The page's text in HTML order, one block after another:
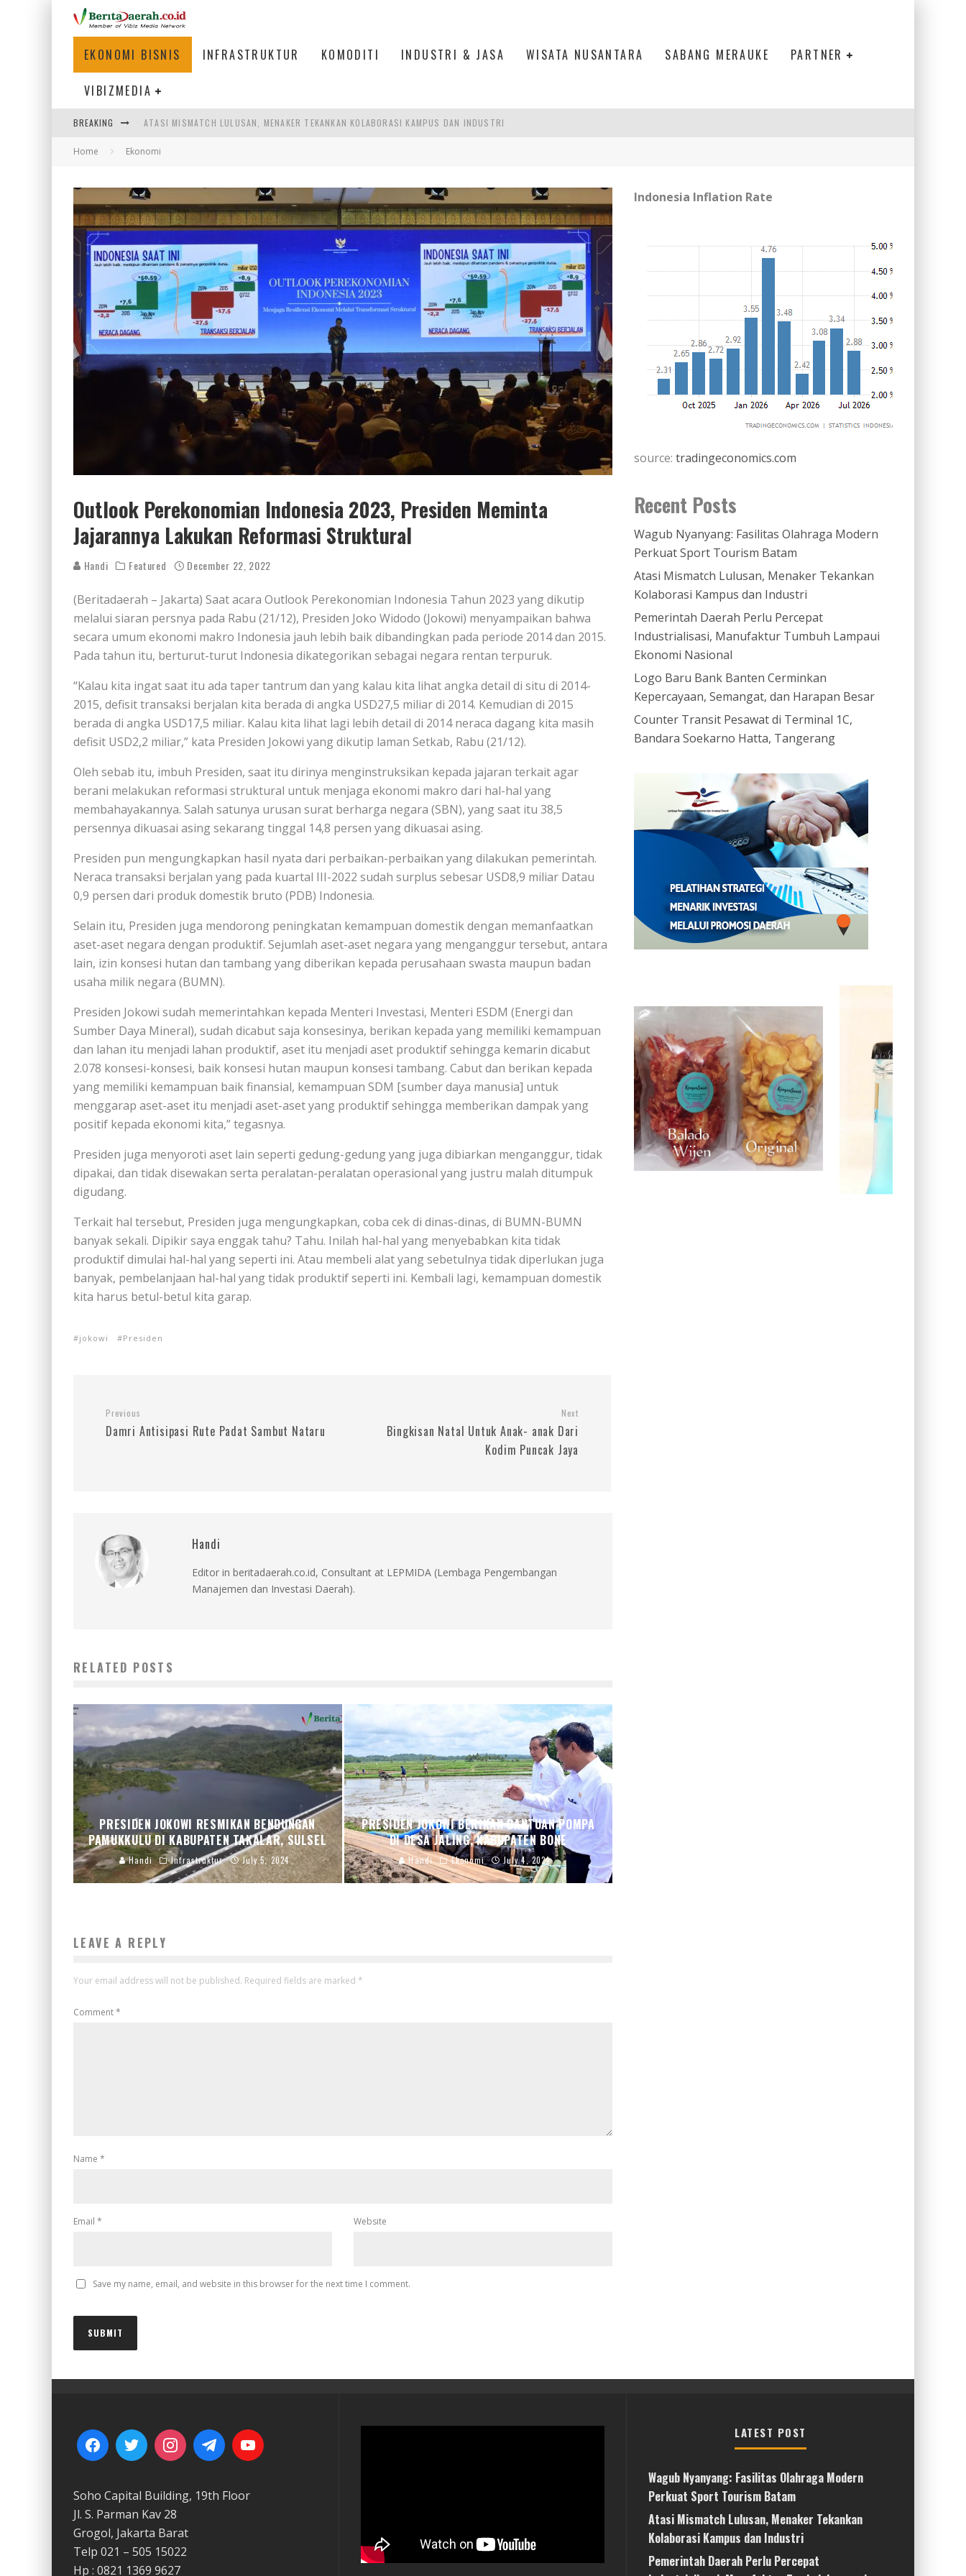
EKONOMI BISNIS INFRASTRUKTUR KOMODITI INDUSTRI & JASA WISATA NUSANTARA SABANG MERAUKE PARTNER
VIBIZMEDIA
BREAKING
ATASI MISMATCH LULUSAN, MENAKER TEKANKAN KOLABORASI KAMPUS DAN INDUSTRI
PEMERINTAH DAERAH PERLU PERCEPAT INDUSTRIALISASI, MANUFAKTUR TUMBUH LAMPAUI EKONOMI NASIONAL
LOGO BARU BANK BANTEN CERMINKAN KEPERCAYAAN, SEMANGAT, DAN HARAPAN BESAR
Home Ekonomi
Outlook Perekonomian Indonesia 2023, Presiden Meminta
Jajarannya Lakukan Reformasi Struktural
Handi Featured December 22, 2022
(Beritadaerah – Jakarta) Saat acara Outlook Perekonomian Indonesia Tahun 2023 yang dikutip
melalui siaran persnya pada Rabu (21/12), Presiden Joko Widodo (Jokowi) menyampaikan bahwa
secara umum ekonomi makro Indonesia jauh lebih baik dibandingkan pada periode 2014 dan 2015.
Pada tahun itu, berturut-turut Indonesia dikategorikan sebagai negara rentan terpuruk.
“Kalau kita ingat saat itu ada taper tantrum dan yang kalau kita lihat angka detail di situ di 2014-
2015, defisit transaksi berjalan kita berada di angka USD27,5 miliar di 2014. Kemudian di 2015
berada di angka USD17,5 miliar. Kalau kita lihat lagi lebih detail di 2014 neraca dagang kita masih
defisit USD2,2 miliar,” kata Presiden Jokowi yang dikutip laman Setkab, Rabu (21/12).
Oleh sebab itu, imbuh Presiden, saat itu dirinya menginstruksikan kepada jajaran terkait agar
berani melakukan reformasi struktural untuk menjaga ekonomi makro dari hal-hal yang
membahayakannya. Salah satunya urusan surat berharga negara (SBN), yang saat itu 38,5
persennya dikuasai asing sekarang tinggal 14,8 persen yang dikuasai asing.
Presiden pun mengungkapkan hasil nyata dari perbaikan-perbaikan yang dilakukan pemerintah.
Neraca transaksi berjalan yang pada kuartal III-2022 sudah surplus sebesar USD8,9 miliar Datau
0,9 persen dari produk domestik bruto (PDB) Indonesia.
Selain itu, Presiden juga mendorong peningkatan kemampuan domestik dengan memanfaatkan
aset-aset negara dengan produktif. Sejumlah aset-aset negara yang menganggur tersebut, antara
lain, izin konsesi hutan dan tambang yang diberikan kepada perusahaan swasta maupun badan
usaha milik negara (BUMN).
Presiden Jokowi sudah memerintahkan kepada Menteri Investasi, Menteri ESDM (Energi dan
Sumber Daya Mineral), sudah dicabut saja konsesinya, berikan kepada yang memiliki kemampuan
dan lahan itu menjadi lahan produktif, aset itu menjadi aset produktif sehingga kemarin dicabut
2.078 konsesi-konsesi, baik konsesi hutan maupun konsesi tambang. Cabut dan berikan kepada
yang memiliki kemampuan baik finansial, kemampuan SDM [sumber daya manusia] untuk
menggarap aset-aset itu menjadi aset-aset yang produktif sehingga memberikan dampak yang
positif kepada ekonomi kita,” tegasnya.
Presiden juga menyoroti aset lain seperti gedung-gedung yang juga dibiarkan menganggur, tidak
dipakai, dan tidak disewakan serta peralatan-peralatan operasional yang justru malah ditumpuk
digudang.
Terkait hal tersebut, Presiden juga mengungkapkan, coba cek di dinas-dinas, di BUMN-BUMN
banyak sekali. Dipikir saya enggak tahu? Tahu. Inilah hal-hal yang menyebabkan kita tidak
produktif dimulai hal-hal yang seperti ini. Atau membeli alat yang sebetulnya tidak diperlukan juga
banyak, pembelanjaan hal-hal yang tidak produktif seperti ini. Kembali lagi, kemampuan domestik
kita harus betul-betul kita garap.
jokowi Presiden
Previous
Damri Antisipasi Rute Padat Sambut Nataru
Next
Bingkisan Natal Untuk Anak- anak Dari
Kodim Puncak Jaya
Handi
Editor in beritadaerah.co.id, Consultant at LEPMIDA (Lembaga Pengembangan
Manajemen dan Investasi Daerah).
RELATED POSTS
PRESIDEN JOKOWI RESMIKAN BENDUNGAN
PAMUKKULU DI KABUPATEN TAKALAR, SULSEL
Handi Infrastruktur July 5, 2024
PRESIDEN JOKOWI BERIKAN BANTUAN POMPA
DI DESA JALING, KABUPATEN BONE
Handi Ekonomi July 4, 2024
LEAVE A REPLY
Your email address will not be published. Required fields are marked *
Comment*
Name *
Email * Website
Save my name, email, and website in this browser for the next time I comment.
Indonesia Inflation Rate
source: tradingeconomics.com
Recent Posts
Wagub Nyanyang: Fasilitas Olahraga Modern
Perkuat Sport Tourism Batam
Atasi Mismatch Lulusan, Menaker Tekankan
Kolaborasi Kampus dan Industri
Pemerintah Daerah Perlu Percepat
Industrialisasi, Manufaktur Tumbuh Lampaui
Ekonomi Nasional
Logo Baru Bank Banten Cerminkan
Kepercayaan, Semangat, dan Harapan Besar
Counter Transit Pesawat di Terminal 1C,
Bandara Soekarno Hatta, Tangerang
Soho Capital Building, 19th Floor
Jl. S. Parman Kav 28
Grogol, Jakarta Barat
Telp 021 – 505 15022
Hp : 0821 1369 9627
LATEST POST
Wagub Nyanyang: Fasilitas Olahraga Modern
Perkuat Sport Tourism Batam
Atasi Mismatch Lulusan, Menaker Tekankan
Kolaborasi Kampus dan Industri
Pemerintah Daerah Perlu Percepat